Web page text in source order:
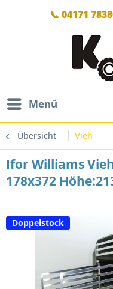
📞 04171
Menü
Übersicht Vieh
Ifor Williams
178x372
Doppelstock